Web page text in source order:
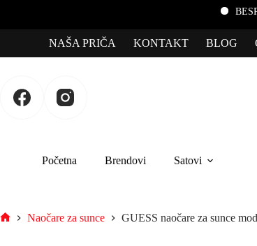
BESPLATNA
NAŠA PRIČA KONTAKT BLOG
Početna Brendovi Satovi
Naočare za sunce GUESS naočare za sunce